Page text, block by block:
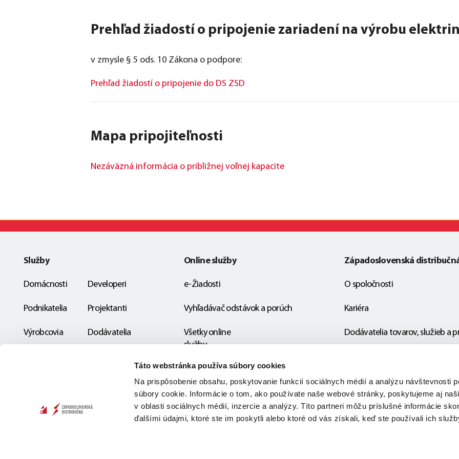
Táto webstránka používa súbory cookies
Na prispôsobenie obsahu, poskytovanie funkcií sociálnych médií a analýzu návštevnosti
súbory cookie. Informácie o tom, ako používate naše webové stránky, poskytujeme aj
v oblasti sociálnych médií, inzercie a analýzy. Títo partneri môžu príslušné informácie
ďalšími údajmi, ktoré ste im poskytli alebo ktoré od vás získali, keď ste používali ich
Prehľad žiadostí o pripojenie zariadení na výrobu
v zmysle § 5 ods. 10 Zákona o podpore:
Prehľad žiadostí o pripojenie do DS ZSD
Mapa pripojiteľnosti
Nezáväzná informácia o približnej voľnej kapacite
Služby
Domácnosti
Podnikatelia
Výrobcovia
Developeri
Projektanti
Dodávatelia
Online služby
e-Žiadosti
Vyhľadávač odstávok a porúch
Všetky online
služby
Západoslovenská
O spoločnosti
Kariéra
Dodávatelia tovarov, služieb a
EÚ projekty
Ochrana osobných údajov